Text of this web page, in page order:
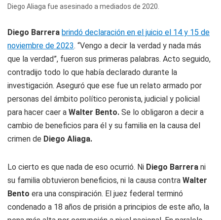
Diego Aliaga fue asesinado a mediados de 2020.
Diego Barrera brindó declaración en el juicio el 14 y 15 de
noviembre de 2023. “Vengo a decir la verdad y nada más
que la verdad”, fueron sus primeras palabras. Acto seguido,
contradijo todo lo que había declarado durante la
investigación. Aseguró que ese fue un relato armado por
personas del ámbito político peronista, judicial y policial
para hacer caer a Walter Bento. Se lo obligaron a decir a
cambio de beneficios para él y su familia en la causa del
crimen de Diego Aliaga.
Lo cierto es que nada de eso ocurrió. Ni Diego Barrera ni
su familia obtuvieron beneficios, ni la causa contra Walter
Bento era una conspiración. El juez federal terminó
condenado a 18 años de prisión a principios de este año, la